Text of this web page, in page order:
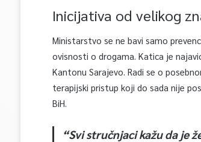
Inicijativa od velikog
Ministarstvo se ne bavi samo
ovisnosti o drogama. Katica je
Kantonu Sarajevo. Radi se o
terapijski pristup koji do sada nije
BiH.
“Svi stručnjaci kažu da je